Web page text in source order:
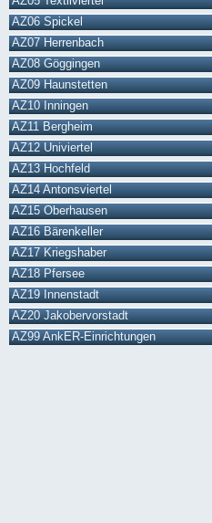
AZ06 Spickel
AZ07 Herrenbach
AZ08 Göggingen
AZ09 Haunstetten
AZ10 Inningen
AZ11 Bergheim
AZ12 Univiertel
AZ13 Hochfeld
AZ14 Antonsviertel
AZ15 Oberhausen
AZ16 Bärenkeller
AZ17 Kriegshaber
AZ18 Pfersee
AZ19 Innenstadt
AZ20 Jakobervorstadt
AZ99 AnkER-Einrichtungen